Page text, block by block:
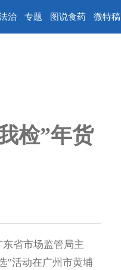
治 专题 图说食药 微特稿
检”年货
省市场监管局主
”活动在广州市黄埔